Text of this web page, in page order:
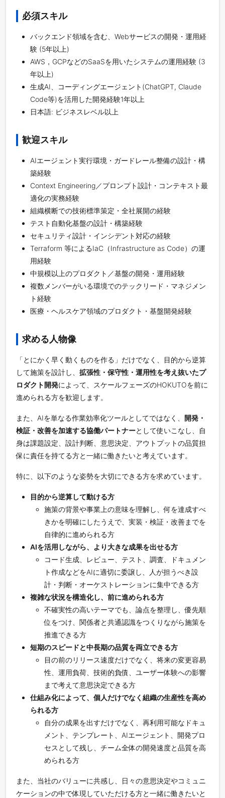
必須スキル
バックエンド領域を含む、Webサービスの開発・運用経
験 (5年以上)
AWS，GCPなどのSaaSを用いたシステムの運用経験 (3
年以上)
生成AI、コーディングエージェント(ChatGPT, Claude
Code等)を活用した開発経験1年以上
日本語: ビジネスレベル以上
歓迎スキル
AIエージェント実行環境・ガードレール整備の設計・構
築経験
Context Engineering／プロンプト設計・コンテキスト最
適化の実務経験
組織横断での技術標準策定・全社展開の経験
テスト自動化基盤の設計・構築経験
セキュリティ設計・インシデント対応の経験
Terraform 等によるIaC（Infrastructure as Code）の運
用経験
中規模以上のプロダクト／基盤の開発・運用経験
複数メンバーがいる環境でのテックリード・マネジメン
ト経験
医療・ヘルスケア領域のプロダクト・基盤開発経験
求める人物像
「とにかく早く動くものを作る」だけでなく、目的から逆算
して施策を設計し、 拡張性・保守性・運用性を考え抜いたプ
ロダクト開発によって、スケールフェーズのHOKUTOを前に
進められる方を歓迎します。
また、AIを単なる作業効率化ツールとしてではなく、 開発・
検証・改善を加速する協働パートナーとして使いこなし、自
身は課題設定、設計判断、意思決定、アウトプットの品質担
保に責任を持てる方と一緒に働きたいと考えています。
特に、以下のような姿勢を大切にできる方を求めています。
目的から逆算して動ける方
施策の背景や事業上の意味を理解し、何を達成すべ
きかを明確にしたうえで、実装・検証・改善までを
自律的に進められる方
AIを活用しながら、より大きな成果を出せる方
コード生成、レビュー、テスト、調査、ドキュメン
ト作成などをAIに適切に委譲し、人が担うべき設
計・判断・オーケストレーションに集中できる方
複雑な状況を構造化し、前に進められる方
不確実性の高いテーマでも、論点を整理し、優先順
位をつけ、関係者と共通認識をつくりながら施策を
推進できる方
短期のスピードと中長期の品質を両立できる方
目の前のリリース速度だけでなく、将来の変更容易
性、運用負荷、技術的負債、ユーザー体験への影響
まで考えて意思決定できる方
仕組み化によって、個人だけでなく組織の生産性を高め
られる方
自分の成果を出すだけでなく、再利用可能なドキュ
メント、テンプレート、AIエージェント、開発プロ
セスとして残し、チーム全体の開発速度と品質を高
められる方
また、当社のバリューに共感し、日々の意思決定やコミュニ
ケーションの中で体現していただける方と一緒に働きたいと